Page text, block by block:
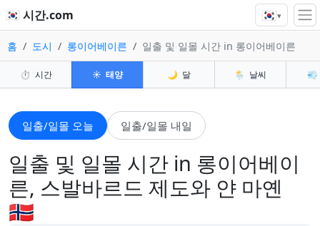
🇰🇷 시간.com 🇰🇷▾
홈 도시 롱이어베이른 일출 및 일몰 시간 in 롱이어베이른
⏱️ 시간 ☀️ 태양 🌙 달 🌦️ 날씨 💨
일출/일몰 오늘 일출/일몰 내일
일출 및 일몰 시간 in 롱이어베이
른, 스발바르드 제도와 얀 마옌
🇸🇯